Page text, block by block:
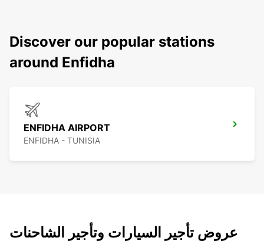
Discover our popular stations
around Enfidha
ENFIDHA AIRPORT
ENFIDHA - TUNISIA
عروض تأجير السيارات وتأجير الشاحنات